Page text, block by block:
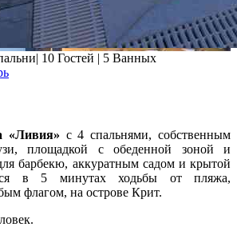
| 10 Гостей | 5 Ванных
«Ливия» с 4 спальнями, собственным
площадкой с обеденной зоной и
барбекю, аккуратным садом и крытой
в 5 минутах ходьбы от пляжа,
флагом, на острове Крит.